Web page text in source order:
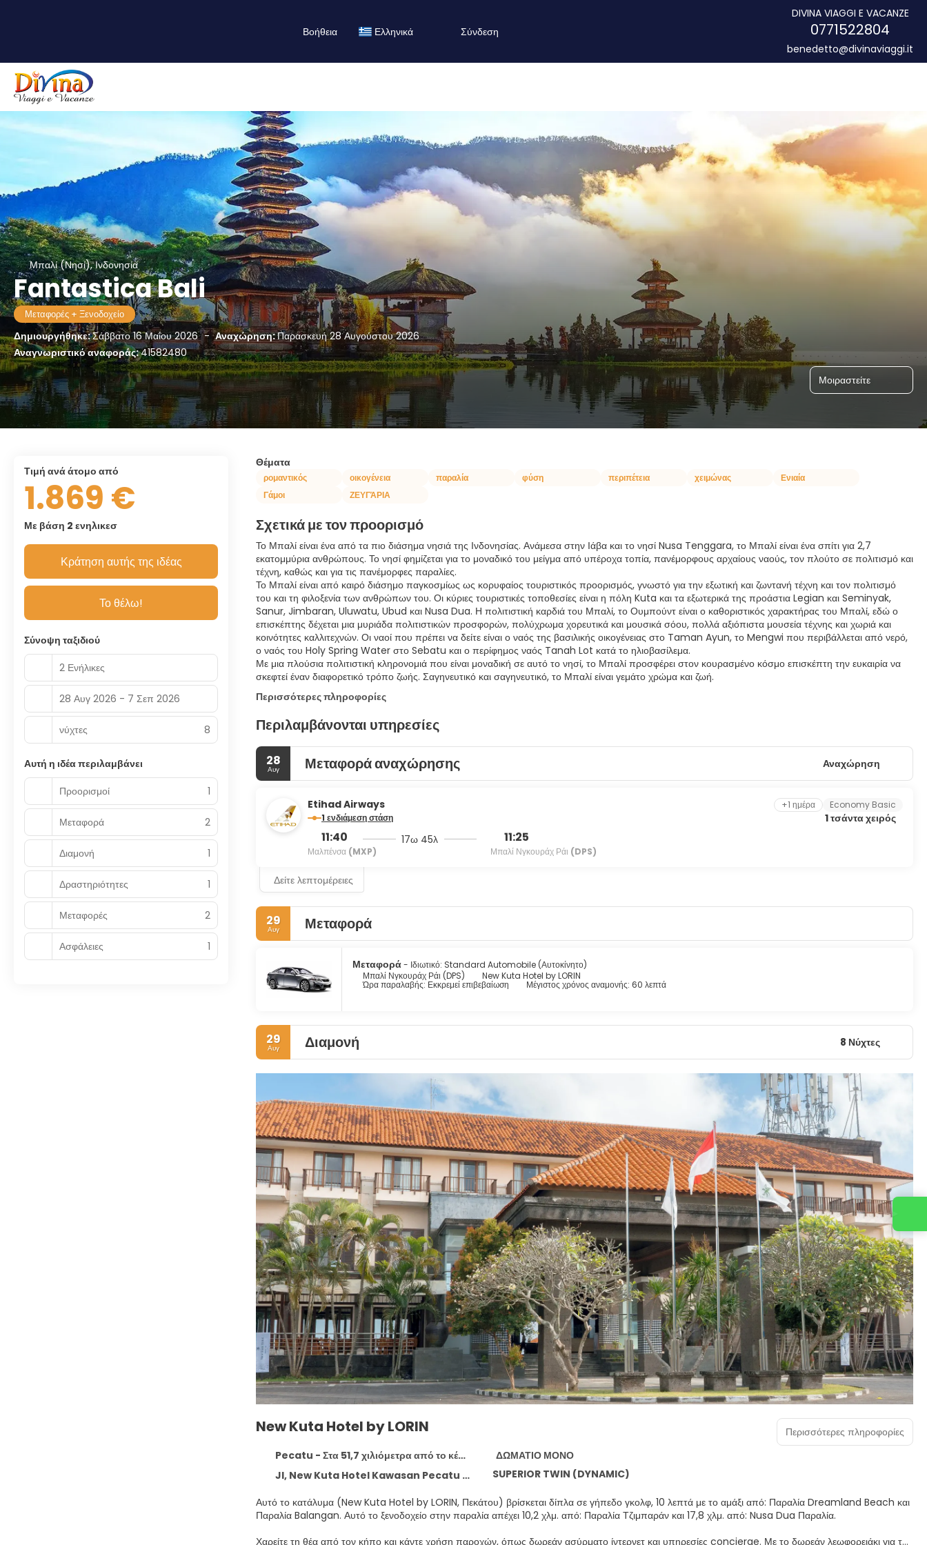
Βοήθεια Ελληνικά Σύνδεση
DIVINA VIAGGI E VACANZE
0771522804
benedetto@divinaviaggi.it
Μπαλί (Νησί), Ινδονησία
Fantastica Bali
Μεταφορές + Ξενοδοχείο
Δημιουργήθηκε:Σάββατο 16 Μαΐου 2026 - Αναχώρηση:Παρασκευή 28 Αυγούστου 2026
Αναγνωριστικό αναφοράς:41582480
Μοιραστείτε
Θέματα
ρομαντικός οικογένεια παραλία φύση περιπέτεια χειμώνας
Ενιαία
Γάμοι
ΖΕΥΓΆΡΙΑ
Σχετικά με τον προορισμό
Το Μπαλί είναι ένα από τα πιο διάσημα νησιά της Ινδονησίας. Ανάμεσα στην Ιάβα και το νησί Nusa Tenggara, το Μπαλί είναι ένα σπίτι για 2,7
εκατομμύρια ανθρώπους. Το νησί φημίζεται για το μοναδικό του μείγμα από υπέροχα τοπία, πανέμορφους αρχαίους ναούς, τον πλούτο σε πολιτισμό και
τέχνη, καθώς και για τις πανέμορφες παραλίες.
Το Μπαλί είναι από καιρό διάσημο παγκοσμίως ως κορυφαίος τουριστικός προορισμός, γνωστό για την εξωτική και ζωντανή τέχνη και τον πολιτισμό
του και τη φιλοξενία των ανθρώπων του. Οι κύριες τουριστικές τοποθεσίες είναι η πόλη Kuta και τα εξωτερικά της προάστια Legian και Seminyak,
Sanur, Jimbaran, Uluwatu, Ubud και Nusa Dua. Η πολιτιστική καρδιά του Μπαλί, το Ουμπούντ είναι ο καθοριστικός χαρακτήρας του Μπαλί, εδώ ο
επισκέπτης δέχεται μια μυριάδα πολιτιστικών προσφορών, πολύχρωμα χορευτικά και μουσικά σόου, πολλά αξιόπιστα μουσεία τέχνης και χωριά και
κοινότητες καλλιτεχνών. Οι ναοί που πρέπει να δείτε είναι ο ναός της βασιλικής οικογένειας στο Taman Ayun, το Mengwi που περιβάλλεται από νερό,
ο ναός του Holy Spring Water στο Sebatu και ο περίφημος ναός Tanah Lot κατά το ηλιοβασίλεμα.
Με μια πλούσια πολιτιστική κληρονομιά που είναι μοναδική σε αυτό το νησί, το Μπαλί προσφέρει στον κουρασμένο κόσμο επισκέπτη την ευκαιρία να
Περισσότερες πληροφορίες
Περιλαμβάνονται υπηρεσίες
28
Αυγ Μεταφορά αναχώρησης Αναχώρηση
Etihad Airways
1 ενδιάμεση στάση
11:40
Μαλπένσα (MXP)
17ω 45λ 11:25
Μπαλί Νγκουράχ Ράι (DPS)
+1 ημέρα Economy Basic
1 τσάντα χειρός
Δείτε λεπτομέρειες
29
Αυγ Μεταφορά
Μεταφορά- Ιδιωτικό: Standard Automobile (Αυτοκίνητο)
Μπαλί Νγκουράχ Ράι (DPS)
New Kuta Hotel by LORIN
Ώρα παραλαβής: Εκκρεμεί επιβεβαίωση Μέγιστος χρόνος αναμονής: 60 λεπτά
29
Αυγ Διαμονή 8 Νύχτες
New Kuta Hotel by LORIN
Pecatu - Στα 51,7 χιλιόμετρα από το κέντρο
ΔΩΜΑΤΙΟ ΜΟΝΟ
Jl, New Kuta Hotel Kawasan Pecatu Indah Resort Pecatu, Pecatu 80364
SUPERIOR TWIN (DYNAMIC)
Αυτό το κατάλυμα (New Kuta Hotel by LORIN, Πεκάτου) βρίσκεται δίπλα σε γήπεδο γκολφ, 10 λεπτά με το αμάξι από: Παραλία Dreamland Beach και
Παραλία Balangan. Αυτό το ξενοδοχείο στην παραλία απέχει 10,2 χλμ. από: Παραλία Τζιμπαράν και 17,8 χλμ. από: Nusa Dua Παραλία.
Χαρείτε τη θέα από τον κήπο και κάντε χρήση παροχών, όπως δωρεάν ασύρματο ίντερνετ και υπηρεσίες concierge. Με το δωρεάν λεωφορειάκι για την
Περισσότερες πληροφορίες
τιμή ανά άτομο από
1.869 €
Με βάση 2 ενηλικεσ
Κράτηση αυτής της ιδέας
Το θέλω!
Σύνοψη ταξιδιού
2 Ενήλικες
28 Αυγ 2026 - 7 Σεπ 2026
νύχτες 8
Αυτή η ιδέα περιλαμβάνει
Προορισμοί
1
Μεταφορά 2
Διαμονή 1
Δραστηριότητες 1
Μεταφορές 2
Ασφάλειες 1
Επικοινωνήστε μαζί μας